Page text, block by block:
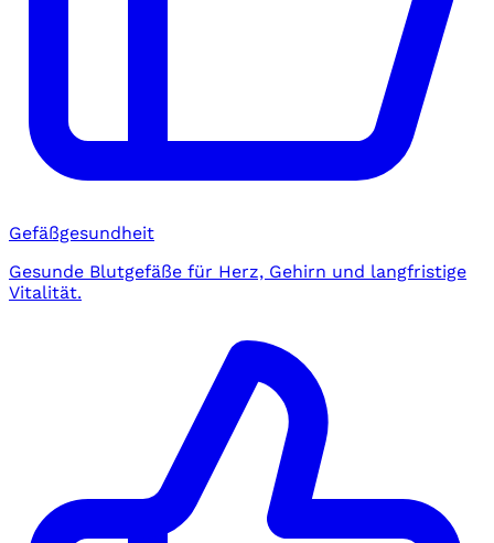
Gefäßgesundheit
Gesunde Blutgefäße für Herz, Gehirn und langfristige
Vitalität.